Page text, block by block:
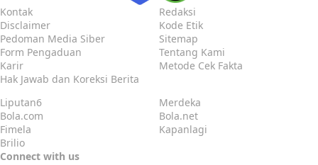
Kontak
Redaksi
Disclaimer
Kode Etik
Pedoman Media Siber
Sitemap
Form Pengaduan
Tentang Kami
Karir
Metode Cek Fakta
Hak Jawab dan Koreksi Berita
Liputan6
Merdeka
Bola.com
Bola.net
Fimela
Kapanlagi
Brilio
Connect with us